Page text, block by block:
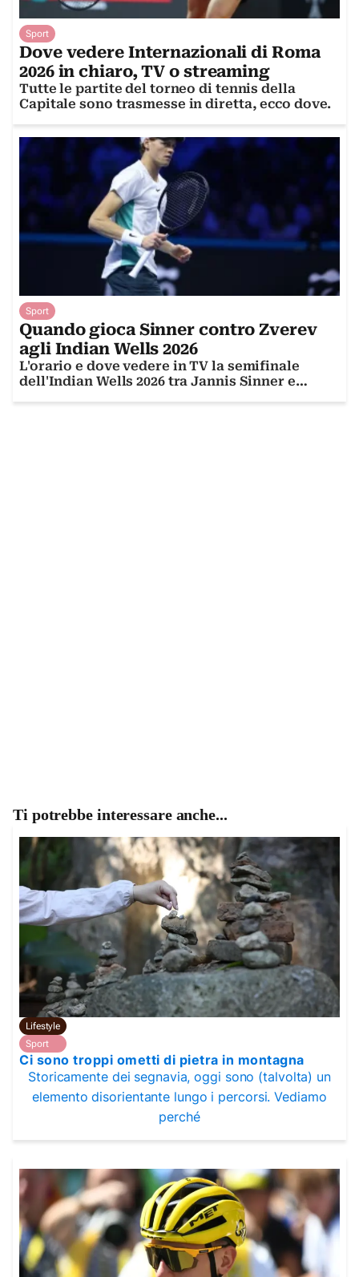
Sport
Dove vedere Internazionali di Roma
2026 in chiaro, TV o streaming
Tutte le partite del torneo di tennis della
Capitale sono trasmesse in diretta, ecco dove.
Sport
Quando gioca Sinner contro Zverev
agli Indian Wells 2026
L'orario e dove vedere in TV la semifinale
dell'Indian Wells 2026 tra Jannis Sinner e
Ti potrebbe interessare anche...
Lifestyle
Sport
Ci sono troppi ometti di pietra in montagna
Storicamente dei segnavia, oggi sono (talvolta) un
elemento disorientante lungo i percorsi. Vediamo
perché